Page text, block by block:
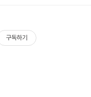
구독하기